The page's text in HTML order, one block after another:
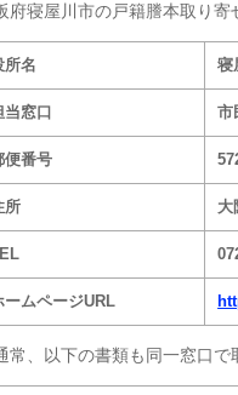
府寝屋川市の戸籍謄本取り寄
所名 寝
当窓口 市
便番号
所 大
ームページURL
常、以下の書類も同一窓口で